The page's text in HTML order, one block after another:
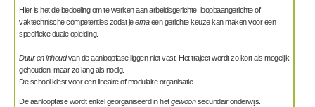
Hier is het de bedoeling om te werken aan arbeidsgerichte, loopbaangerichte of
vaktechnische competenties zodat jeernaeen gerichte keuze kan maken voor een
specifieke duale opleiding.
Duur en inhoudvan de aanloopfase liggen niet vast. Het traject wordt zo kort als mogelijk
gehouden, maar zo lang als nodig.
De school kiest voor een lineaire of modulaire organisatie.
De aanloopfase wordt enkel georganiseerd in hetgewoonsecundair onderwijs.